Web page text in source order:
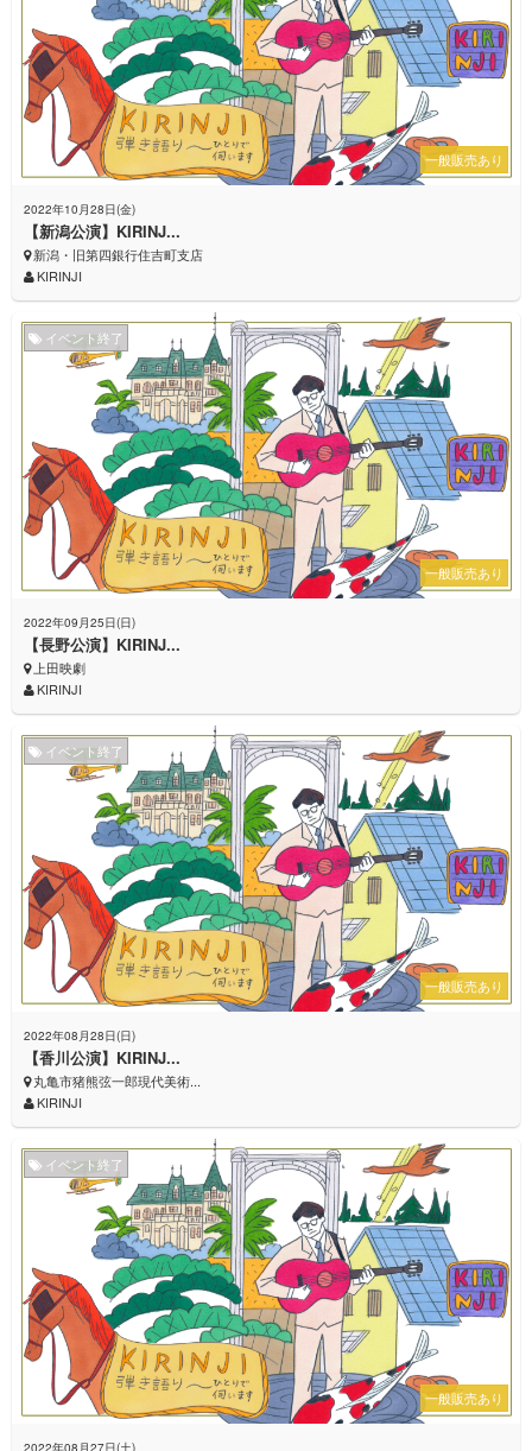
一般販売あり
2022年10月28日(金)
【新潟公演】KIRINJ...
新潟・旧第四銀行住吉町支店
KIRINJI
イベント終了
一般販売あり
2022年09月25日(日)
【長野公演】KIRINJ...
上田映劇
KIRINJI
イベント終了
一般販売あり
2022年08月28日(日)
【香川公演】KIRINJ...
丸亀市猪熊弦一郎現代美術...
KIRINJI
イベント終了
一般販売あり